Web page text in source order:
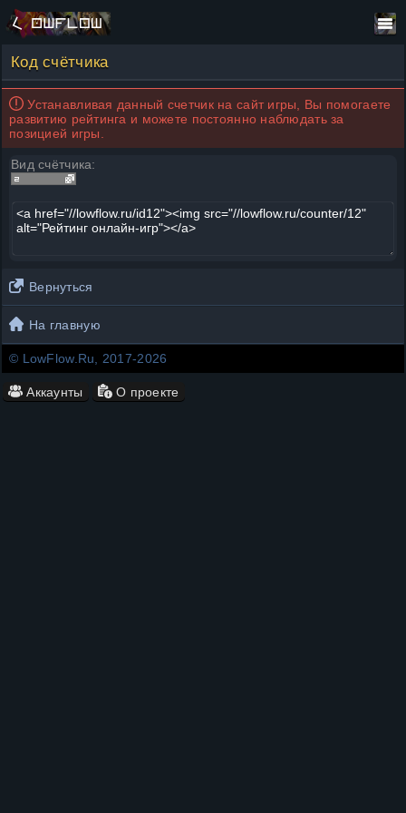
Код счётчика
Устанавливая данный счетчик на сайт игры, Вы помогаете
развитию рейтинга и можете постоянно наблюдать за
позицией игры.
Вид счётчика:
Вернуться
На главную
© LowFlow.Ru, 2017-2026
Аккаунты О проекте